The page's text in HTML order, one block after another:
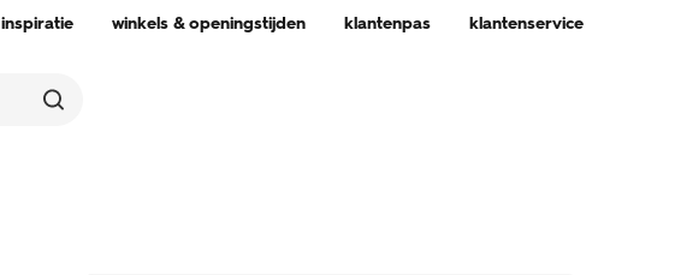
inspiratie winkels & openingstijden klantenpas klantenservice